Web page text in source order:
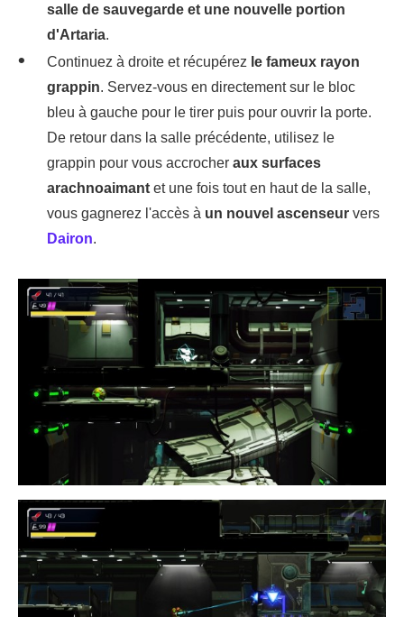
salle de sauvegarde et une nouvelle portion
d'Artaria.
Continuez à droite et récupérez le fameux rayon
grappin. Servez-vous en directement sur le bloc
bleu à gauche pour le tirer puis pour ouvrir la porte.
De retour dans la salle précédente, utilisez le
grappin pour vous accrocher aux surfaces
arachnoaimant et une fois tout en haut de la salle,
vous gagnerez l'accès à un nouvel ascenseur vers
Dairon.